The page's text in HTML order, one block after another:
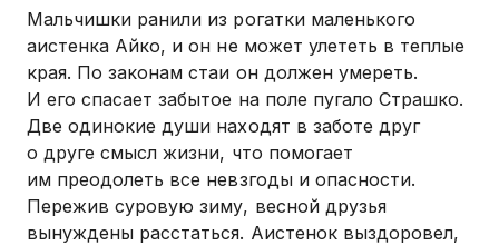
Мальчишки ранили из рогатки маленького
аистенка Айко, и он не может улететь в теплые
края. По законам стаи он должен умереть.
И его спасает забытое на поле пугало Страшко.
Две одинокие души находят в заботе друг
о друге смысл жизни, что помогает
им преодолеть все невзгоды и опасности.
Пережив суровую зиму, весной друзья
вынуждены расстаться. Аистенок выздоровел,